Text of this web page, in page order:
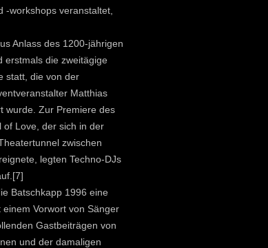
workshops veranstaltet,
Anlass des 1200-jährigen
erstmals die zweitägige
statt, die von der
Matthias
wurde. Zur Premiere des
of Love, der sich in der
zwischen
legten Techno-DJs
Batschkapp 1996 eine
Vorwort von Sänger
Gastbeiträgen von
und der damaligen